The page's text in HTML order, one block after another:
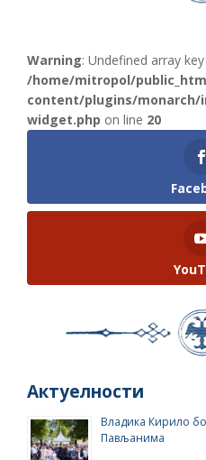
Warning: Undefined array
/home/mitropol/
content/plugins/monarch/
widget.php on line 20
Актуелности
Владика Кирило
Пављанима